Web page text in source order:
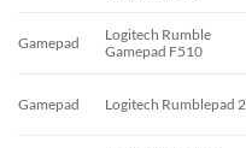
Gamepad
Logitech Rumble
Gamepad F510
Gamepad Logitech Rumblepad 2